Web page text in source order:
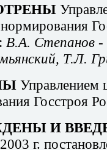
В.А. Степанов -
й, Т.Л.
Управлением
Госстроя
И
г.